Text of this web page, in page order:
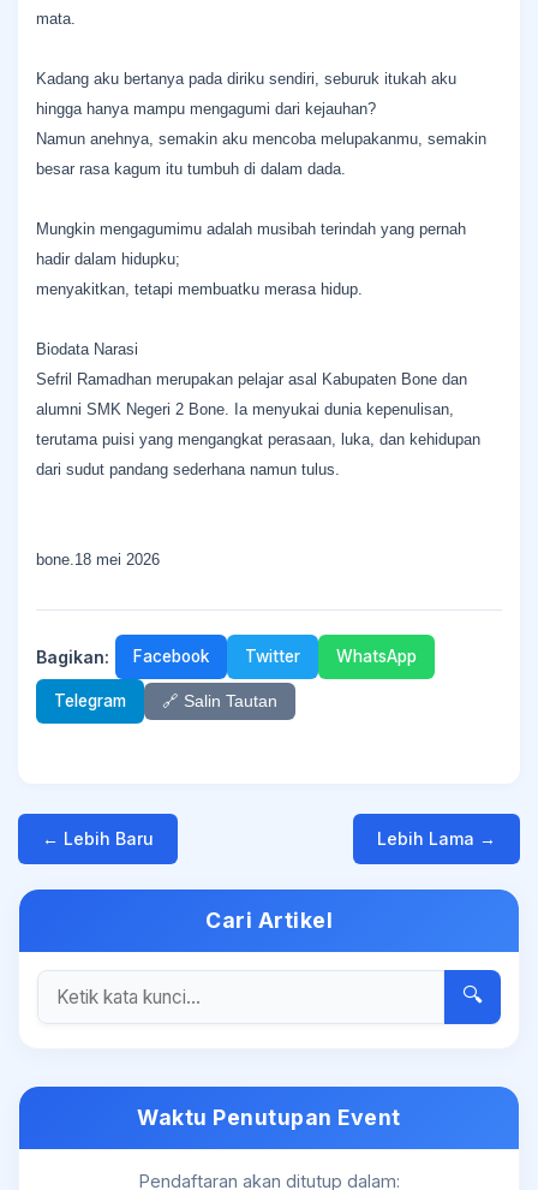
mata.
Kadang aku bertanya pada diriku sendiri, seburuk itukah aku
hingga hanya mampu mengagumi dari kejauhan?
Namun anehnya, semakin aku mencoba melupakanmu, semakin
besar rasa kagum itu tumbuh di dalam dada.
Mungkin mengagumimu adalah musibah terindah yang pernah
hadir dalam hidupku;
menyakitkan, tetapi membuatku merasa hidup.
Biodata Narasi
Sefril Ramadhan merupakan pelajar asal Kabupaten Bone dan
alumni SMK Negeri 2 Bone. Ia menyukai dunia kepenulisan,
terutama puisi yang mengangkat perasaan, luka, dan kehidupan
dari sudut pandang sederhana namun tulus.
bone.18 mei 2026
Bagikan: Facebook Twitter WhatsApp
Telegram 🔗 Salin Tautan
← Lebih Baru Lebih Lama →
Cari Artikel
🔍
Waktu Penutupan Event
Pendaftaran akan ditutup dalam: